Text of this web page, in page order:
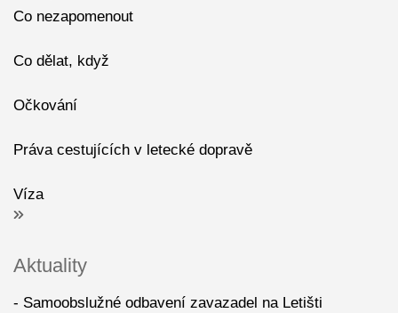
Co nezapomenout
Co dělat, když
Očkování
Práva cestujících v letecké dopravě
Víza
Aktuality
Samoobslužné odbavení zavazadel na Letišti